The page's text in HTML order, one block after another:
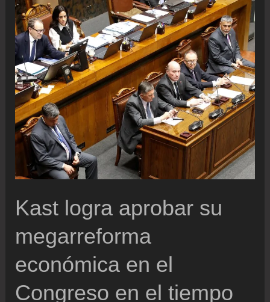
la
exportación
de
aguacate
desde
México
por
la
violencia
Kast logra aprobar su
megarreforma
económica en el
Congreso en el tiempo